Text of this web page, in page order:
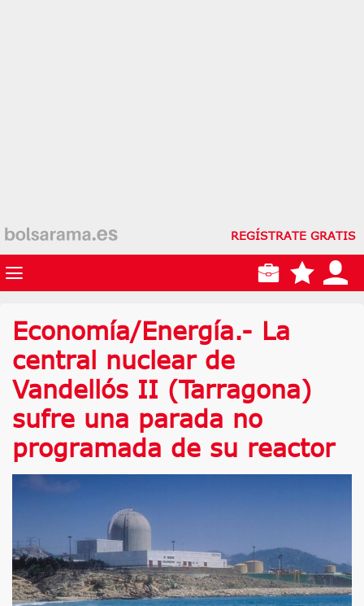
REGÍSTRATE GRATIS
Economía/Energía.- La
central nuclear de
Vandellós II (Tarragona)
sufre una parada no
programada de su reactor